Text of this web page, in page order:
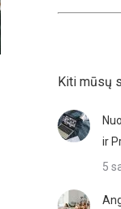
Kiti mūsų
ir
5